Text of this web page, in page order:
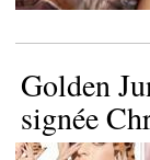
Golden
signée